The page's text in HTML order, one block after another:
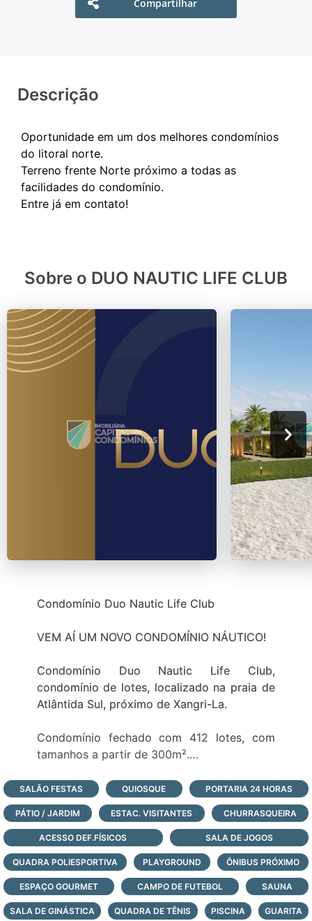
Compartilhar
Descrição
Oportunidade em um dos melhores condomínios
do litoral norte.
Terreno frente Norte próximo a todas as
facilidades do condomínio.
Sobre o DUO NAUTIC LIFE CLUB
Condomínio Duo Nautic Life Club
VEM AÍ UM NOVO CONDOMÍNIO NÁUTICO!
Condomínio Duo Nautic Life Club,
condomínio de lotes, localizado na praia de
Atlântida Sul, próximo de Xangri-La.
Condomínio fechado com 412 lotes, com
tamanhos a partir de 300m².
Clube social
Piscinas
Praia artificial
Quadras de beach tênis
Quadra poliesportiva
Quadra de tênis
Acesso a lagoa
Clube náutico
SALÃO FESTAS QUIOSQUE PORTARIA 24 HORAS
PÁTIO / JARDIM ESTAC. VISITANTES CHURRASQUEIRA
ACESSO DEF.FÍSICOS SALA DE JOGOS
QUADRA POLIESPORTIVA PLAYGROUND ÔNIBUS PRÓXIMO
ESPAÇO GOURMET CAMPO DE FUTEBOL SAUNA
SALA DE GINÁSTICA QUADRA DE TÊNIS PISCINA GUARITA